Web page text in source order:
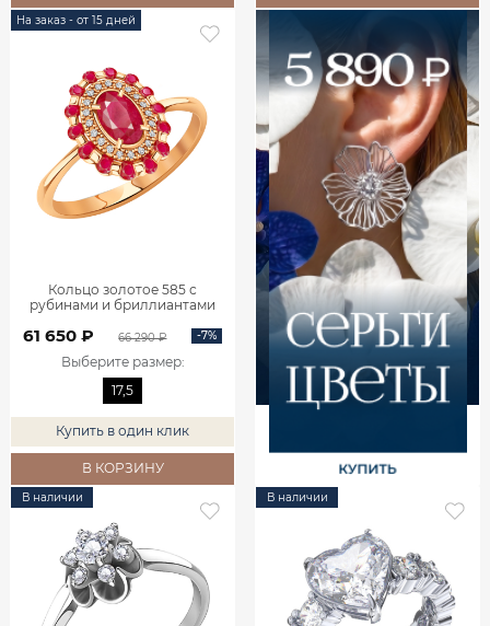
На заказ - от 15 дней
Кольцо золотое 585 с
рубинами и бриллиантами
61 650 ₽ 66 290 ₽ -7%
Выберите размер:
17,5
Купить в один клик
В КОРЗИНУ
В наличии В наличии